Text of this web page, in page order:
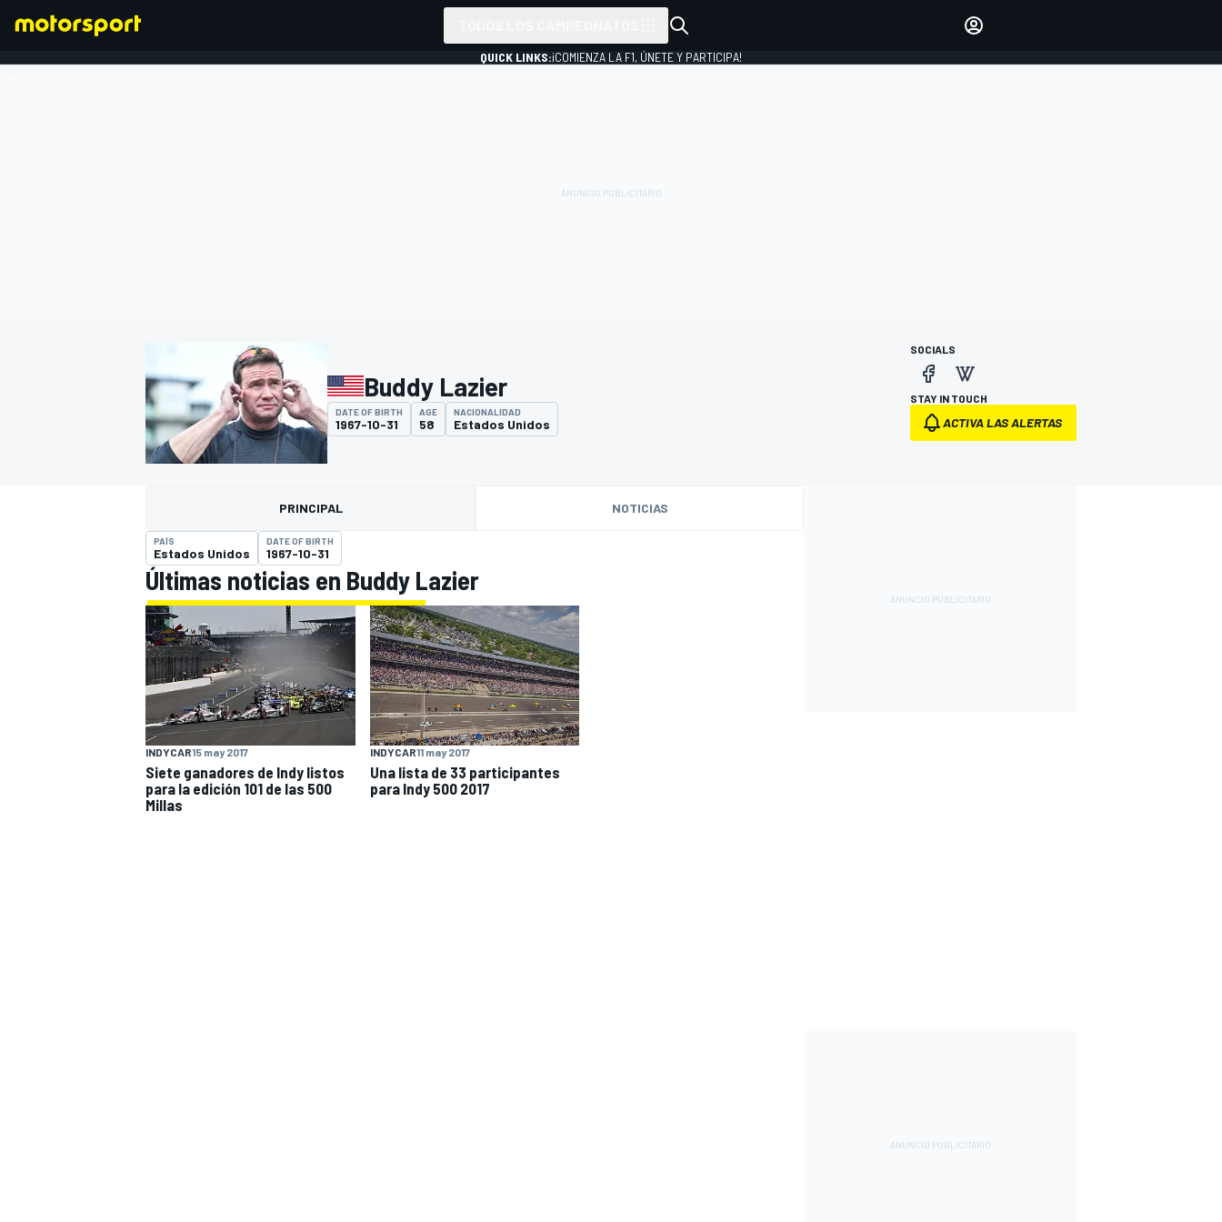
FÓRMULA E MOTO
NASCARINDYCARSPORTSCARRALLYTURISMO
MÁS
QUICK LINKS:¡COMIENZA LA F1, ÚNETE Y PARTICIPA!
Buddy Lazier
DATE OF BIRTH
1967-10-31
AGE
58
NACIONALIDAD
Estados Unidos
SOCIALS
STAY IN TOUCH
ACTIVA LAS ALERTAS
PRINCIPAL NOTICIAS
PAÍS
Estados Unidos
DATE OF BIRTH
1967-10-31
Últimas noticias en Buddy Lazier
INDYCAR15 may 2017
Siete ganadores de Indy listos
para la edición 101 de las 500
Millas
INDYCAR11 may 2017
Una lista de 33 participantes
para Indy 500 2017